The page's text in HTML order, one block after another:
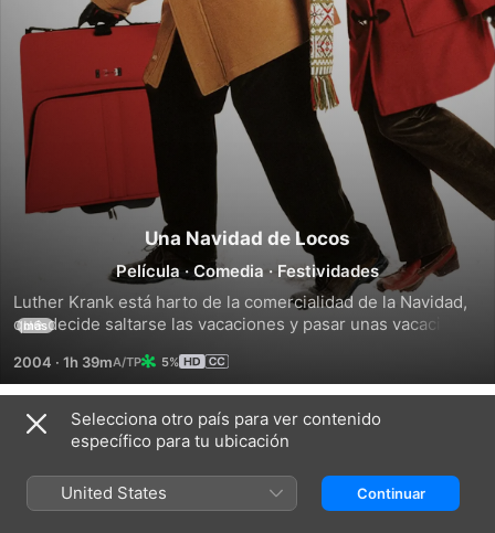
Una Navidad de Locos
Película · Comedia ·Festividades
Luther Krank está harto de la comercialidad de la Navidad,
que decide saltarse las vacaciones y pasar unas vacaciones
última hora de volver a casa, debe reunir una celebración
navideña.
más
2004 · 1h 39m 5%
Tráileres
Selecciona otro país para ver contenido
específico para tu ubicación
United States Continuar